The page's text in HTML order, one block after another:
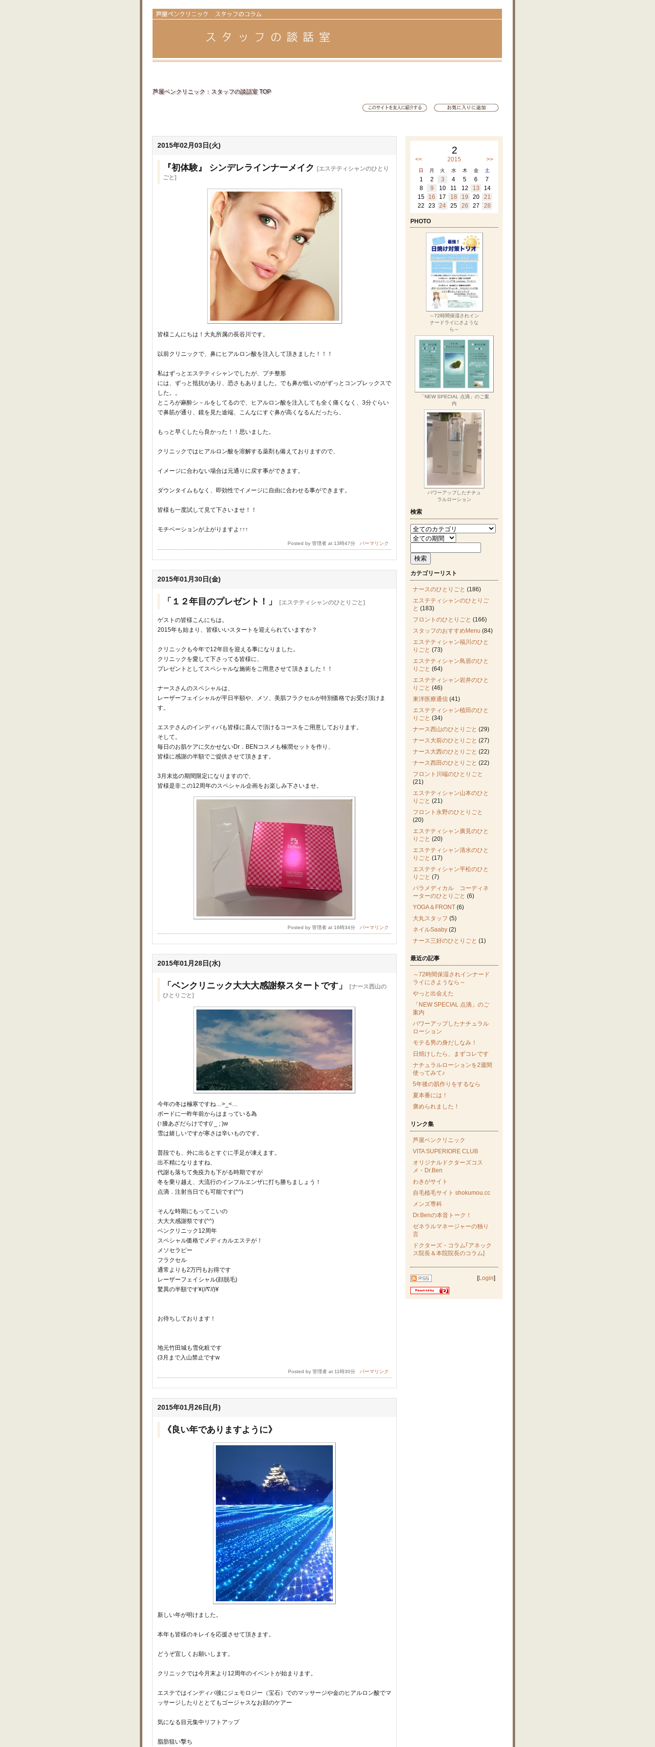
芦屋ベンクリニック：スタッフの談話室 TOP
2015年02月03日(火)
『初体験』 シンデレラインナーメイク
[エステティシャンのひとり
ごと]
皆様こんにちは！大丸所属の長谷川です。
以前クリニックで、鼻にヒアルロン酸を注入して頂きました！！！
私はずっとエステティシャンでしたが、プチ整形
には、ずっと抵抗があり、恐さもありました。でも鼻が低いのがずっとコンプレックスで
した。。
ところが麻酔シ－ルをしてるので、ヒアルロン酸を注入しても全く痛くなく、3分ぐらい
で鼻筋が通り、鏡を見た途端、こんなにすぐ鼻が高くなるんだったら、
もっと早くしたら良かった！！思いました。
クリニックではヒアルロン酸を溶解する薬剤も備えておりますので、
イメージに合わない場合は元通りに戻す事ができます。
ダウンタイムもなく、即効性でイメージに自由に合わせる事ができます。
皆様も一度試して見て下さいませ！！
モチベーションが上がりますよ↑↑↑
Posted by 管理者 at 13時47分 パーマリンク
2015年01月30日(金)
「１２年目のプレゼント！」 [エステティシャンのひとりごと]
ゲストの皆様こんにちは。
2015年も始まり、皆様いいスタートを迎えられていますか？
クリニックも今年で12年目を迎える事になりました。
クリニックを愛して下さってる皆様に、
プレゼントとしてスペシャルな施術をご用意させて頂きました！！
ナースさんのスペシャルは、
レーザーフェイシャルが平日半額や、メソ、美肌フラクセルが特別価格でお受け頂けま
す。
エステさんのインディバも皆様に喜んで頂けるコースをご用意しております。
そして。
毎日のお肌ケアに欠かせないDr．BENコスメも極潤セットを作り、
皆様に感謝の半額でご提供させて頂きます。
3月末迄の期間限定になりますので、
皆様是非この12周年のスペシャル企画をお楽しみ下さいませ。
Posted by 管理者 at 16時34分 パーマリンク
2015年01月28日(水)
「ベンクリニック大大大感謝祭スタートです」
[ナース西山の
ひとりごと]
今年の冬は極寒ですね…>_<…
ボードに一昨年前からはまっている為
(↑膝あざだらけです(/ _ ; )w
雪は嬉しいですが寒さは辛いものです。
普段でも、外に出るとすぐに手足が凍えます。
出不精になりますね、
代謝も落ちて免疫力も下がる時期ですが
冬を乗り越え、大流行のインフルエンザに打ち勝ちましょう！
点滴．注射当日でも可能です(^^)
そんな時期にもってこいの
大大大感謝祭です(^^)
ベンクリニック12周年
スペシャル価格でメディカルエステが！
メソセラピー
フラクセル
通常よりも2万円もお得です
レーザーフェイシャル(顔脱毛)
驚異の半額です¥(//∇//)¥
お待ちしております！
地元竹田城も雪化粧です
(3月まで入山禁止ですw
Posted by 管理者 at 11時30分 パーマリンク
2015年01月26日(月)
《良い年でありますように》
新しい年が明けました。
本年も皆様のキレイを応援させて頂きます。
どうぞ宜しくお願いします。
クリニックでは今月末より12周年のイベントが始まります。
エステではインディバ後にジェモロジー（宝石）でのマッサージや金のヒアルロン酸でマ
ッサージしたりととてもゴージャスなお顔のケアー
気になる目元集中リフトアップ
脂肪狙い撃ち
2
<< 2015 >>
日 月 火 水 木 金 土
1 2 3 4 5 6
7
8
9 10 11 12 13
14
15
16 17 18 19 20
21
22
23 24 25 26 27 28
PHOTO
～72時間保湿されイン
ナードライにさような
ら～
「NEW SPECIAL 点滴」のご案
内
パワーアップしたナチュ
ラルローション
検索
カテゴリーリスト
ナースのひとりごと (186)
エステティシャンのひとりご
と (183)
フロントのひとりごと (166)
スタッフのおすすめMenu (84)
エステティシャン福川のひと
りごと (73)
エステティシャン鳥居のひと
りごと (64)
エステティシャン岩井のひと
りごと (46)
東洋医療通信 (41)
エステティシャン植田のひと
りごと (34)
ナース西山のひとりごと (29)
ナース大前のひとりごと (27)
ナース大西のひとりごと (22)
ナース西田のひとりごと (22)
フロント川端のひとりごと
(21)
エステティシャン山本のひと
りごと (21)
フロント永野のひとりごと
(20)
エステティシャン廣見のひと
りごと (20)
エステティシャン清水のひと
りごと (17)
エステティシャン平松のひと
りごと (7)
パラメディカル コーディネ
ーターのひとりごと (6)
YOGA＆FRONT (6)
大丸スタッフ (5)
ネイルSaaby (2)
ナース三好のひとりごと (1)
最近の記事
～72時間保湿されインナード
ライにさようなら～
やっと出会えた
「NEW SPECIAL 点滴」のご
案内
パワーアップしたナチュラル
ローション
モテる男の身だしなみ！
日焼けしたら、まずコレです
ナチュラルローションを2週間
使ってみて♪
5年後の肌作りをするなら
夏本番には！
褒められました！
リンク集
芦屋ベンクリニック
VITA SUPERIORE CLUB
オリジナルドクターズコス
メ・Dr.Ben
わきがサイト
自毛植毛サイト shokumou.cc
メンズ専科
Dr.Benの本音トーク！
ゼネラルマネージャーの独り
言
ドクターズ・コラム｢アネック
ス院長＆本院院長のコラム]
[Login]